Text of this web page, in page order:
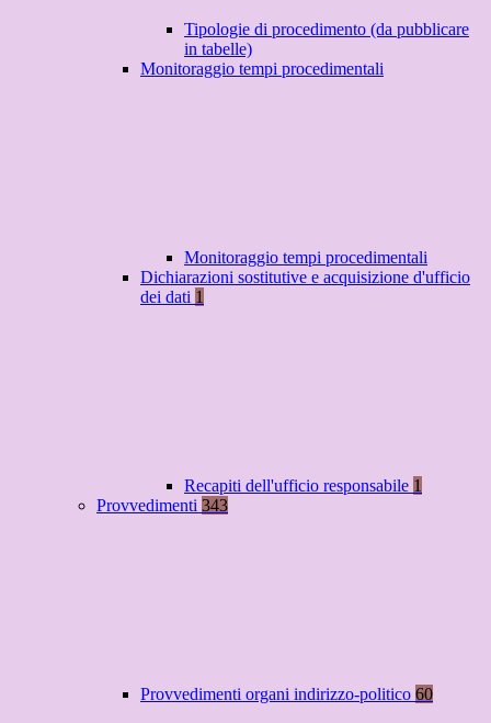
Tipologie di procedimento (da pubblicare
in tabelle)
Monitoraggio tempi procedimentali
Monitoraggio tempi procedimentali
Dichiarazioni sostitutive e acquisizione d'ufficio
dei dati 1
Recapiti dell'ufficio responsabile 1
Provvedimenti 343
Provvedimenti organi indirizzo-politico 60